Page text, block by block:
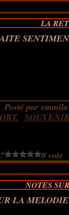
LA
Posté par
, SOUVENIR
0 vote
NOTES